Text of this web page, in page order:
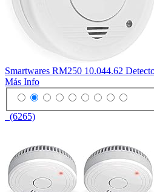
Smartwares RM250 10.044.62
Más Info
(6265)